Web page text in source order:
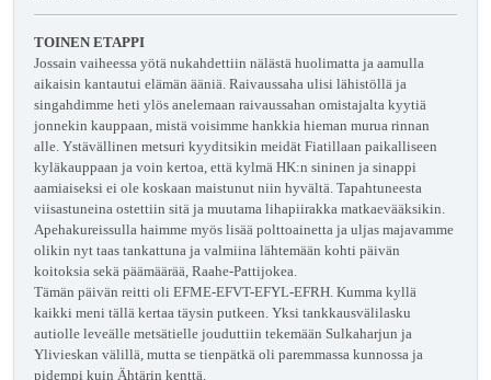
TOINEN ETAPPI
Jossain vaiheessa yötä nukahdettiin nälästä huolimatta ja aamulla
aikaisin kantautui elämän ääniä. Raivaussaha ulisi lähistöllä ja
singahdimme heti ylös anelemaan raivaussahan omistajalta kyytiä
jonnekin kauppaan, mistä voisimme hankkia hieman murua rinnan
alle. Ystävällinen metsuri kyyditsikin meidät Fiatillaan paikalliseen
kyläkauppaan ja voin kertoa, että kylmä HK:n sininen ja sinappi
aamiaiseksi ei ole koskaan maistunut niin hyvältä. Tapahtuneesta
viisastuneina ostettiin sitä ja muutama lihapiirakka matkaevääksikin.
Apehakureissulla haimme myös lisää polttoainetta ja uljas majavamme
olikin nyt taas tankattuna ja valmiina lähtemään kohti päivän
koitoksia sekä päämäärää, Raahe-Pattijokea.
Tämän päivän reitti oli EFME-EFVT-EFYL-EFRH. Kumma kyllä
kaikki meni tällä kertaa täysin putkeen. Yksi tankkausvälilasku
autiolle leveälle metsätielle jouduttiin tekemään Sulkaharjun ja
Ylivieskan välillä, mutta se tienpätkä oli paremmassa kunnossa ja
pidempi kuin Ähtärin kenttä.